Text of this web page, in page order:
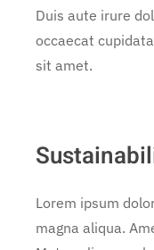
Duis aute irure
occaecat
sit amet.
Lorem ipsum
magna aliqua.